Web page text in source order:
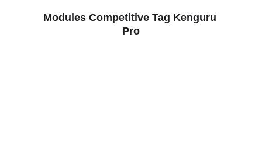
Modules Competitive Tag Kenguru
Pro